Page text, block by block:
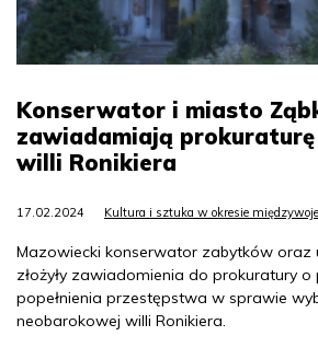
Konserwator i miasto
zawiadamiają
willi Ronikiera
17.02.2024 Kultura i sztuka w okresie
Mazowiecki konserwator zabytków oraz
złożyły zawiadomienia do prokuratury o
popełnienia przestępstwa w sprawie
neobarokowej willi Ronikiera.